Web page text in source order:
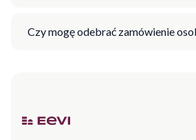
Czy mogę odebrać zamówienie